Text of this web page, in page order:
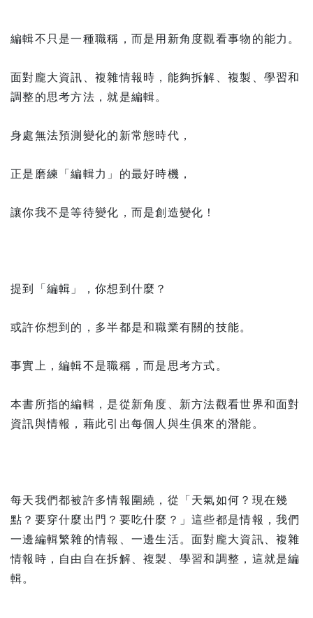
編輯不只是一種職稱，而是用新角度觀看事物的能力。
面對龐大資訊、複雜情報時，能夠拆解、複製、學習和
調整的思考方法，就是編輯。
身處無法預測變化的新常態時代，
正是磨練「編輯力」的最好時機，
讓你我不是等待變化，而是創造變化！
提到「編輯」，你想到什麼？
或許你想到的，多半都是和職業有關的技能。
事實上，編輯不是職稱，而是思考方式。
本書所指的編輯，是從新角度、新方法觀看世界和面對
資訊與情報，藉此引出每個人與生俱來的潛能。
每天我們都被許多情報圍繞，從「天氣如何？現在幾
點？要穿什麼出門？要吃什麼？」這些都是情報，我們
一邊編輯繁雜的情報、一邊生活。面對龐大資訊、複雜
情報時，自由自在拆解、複製、學習和調整，這就是編
輯。